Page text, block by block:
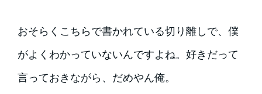
おそらくこちらで書かれている切り離しで、僕
がよくわかっていないんですよね。好きだって
言っておきながら、だめやん俺。